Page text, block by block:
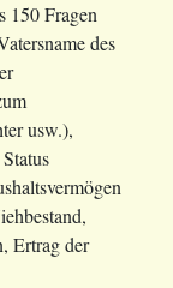
150 Fragen
des
usw.),
Ertrag der